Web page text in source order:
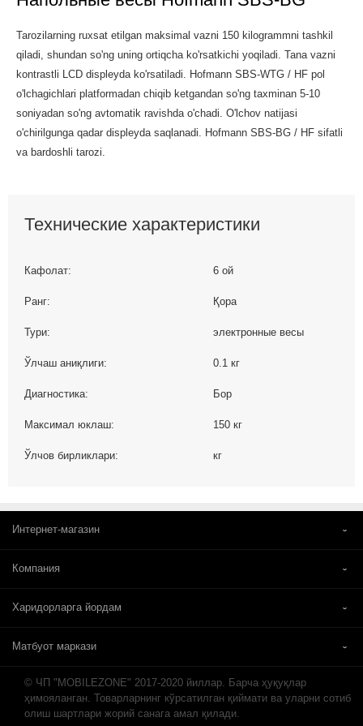
Tarozilarning ruxsat etilgan maksimal vazni 150 kilogrammni tashkil
qiladi, shundan so'ng uning ortiqcha ko'rsatkichi yoqiladi. Tana vazni
kontrastli LCD displeyda ko'rsatiladi. Hofmann SBS-WTG / HF pol
o'lchagichlari platformadan chiqib ketgandan so'ng taxminan 5-10
soniyadan so'ng avtomatik ravishda o'chadi. O'lchov natijasi
o'chirilgunga qadar displeyda saqlanadi. Hofmann SBS-BG / HF sifatli
va bardoshli tarozi.
Технические характеристики
Кафолат: 6 ой
Ранг: Қора
Тури: электронные весы
Ўлчаш аниқлиги: 0.1 кг
Диагностика: Бор
Максимал юклаш: 150 кг
Ўлчов бирликлари: кг
Интернет-магазин
Компания
Харидорларга йордам
Матбуот маркази
© ЧП "MOBILEZONE" 2017-2020 йиллар. Барча ҳуқуқлар
ҳимояланган. Товарларнинг кўрсатилган қиймати ва уларни сотиб
олиш шартлари жорий санага амал қилади.